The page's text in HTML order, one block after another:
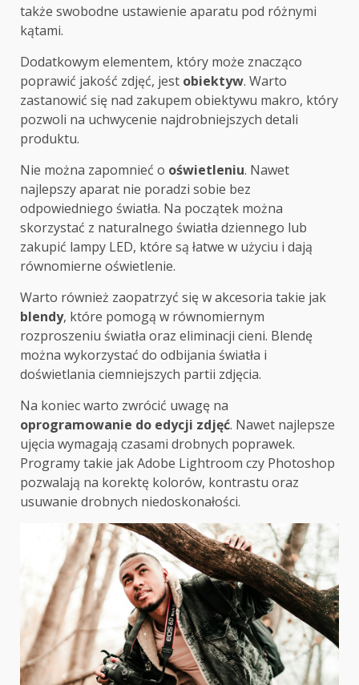
także swobodne ustawienie aparatu pod różnymi
kątami.
Dodatkowym elementem, który może znacząco
poprawić jakość zdjęć, jest obiektyw. Warto
zastanowić się nad zakupem obiektywu makro, który
pozwoli na uchwycenie najdrobniejszych detali
produktu.
Nie można zapomnieć o oświetleniu. Nawet
najlepszy aparat nie poradzi sobie bez
odpowiedniego światła. Na początek można
skorzystać z naturalnego światła dziennego lub
zakupić lampy LED, które są łatwe w użyciu i dają
równomierne oświetlenie.
Warto również zaopatrzyć się w akcesoria takie jak
blendy, które pomogą w równomiernym
rozproszeniu światła oraz eliminacji cieni. Blendę
można wykorzystać do odbijania światła i
doświetlania ciemniejszych partii zdjęcia.
Na koniec warto zwrócić uwagę na
oprogramowanie do edycji zdjęć. Nawet najlepsze
ujęcia wymagają czasami drobnych poprawek.
Programy takie jak Adobe Lightroom czy Photoshop
pozwalają na korektę kolorów, kontrastu oraz
usuwanie drobnych niedoskonałości.